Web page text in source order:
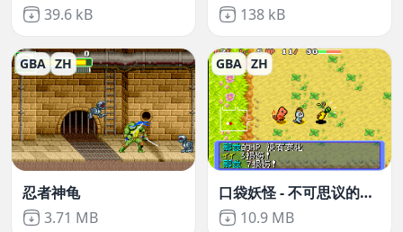
Not downloaded
39.6 kB
Not downloaded
138 kB
GBA ZH
忍者神龟
Not downloaded
3.71 MB
GBA ZH
口袋妖怪 - 不可思议的迷宫 - 赤之救助队
Not downloaded
10.9 MB